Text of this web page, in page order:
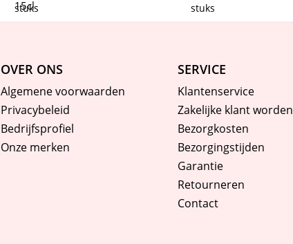
15cl
stuks
stuks
OVER ONS
Algemene voorwaarden
Privacybeleid
Bedrijfsprofiel
Onze merken
SERVICE
Klantenservice
Zakelijke klant worden
Bezorgkosten
Bezorgingstijden
Garantie
Retourneren
Contact